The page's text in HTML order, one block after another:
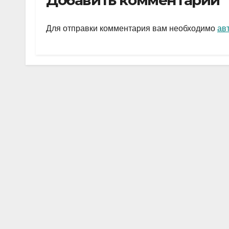
gr
a
s
A
p
а
в
ть
Для отправки комментария вам необходимо